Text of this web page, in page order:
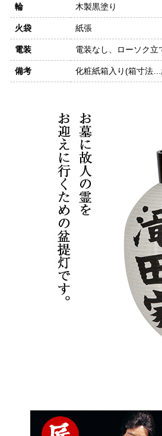
輪 木製黒塗り
火袋 紙張
電装 電装なし、ローソク立
備考 化粧紙箱入り(箱寸法